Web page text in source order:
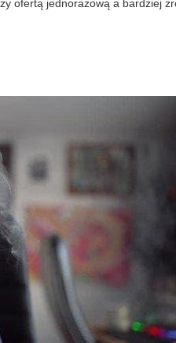
ofertą jednorazową a bardziej